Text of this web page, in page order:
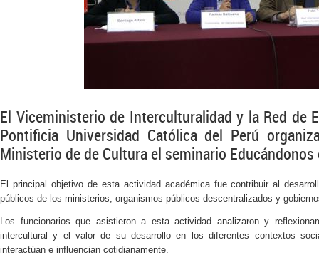
El Viceministerio de Interculturalidad y la Red de
Pontificia Universidad Católica del Perú
Ministerio de de Cultura el seminario
El principal objetivo de esta actividad académica fue contribuir al
públicos de los ministerios, organismos públicos descentralizados y
Los funcionarios que asistieron a esta actividad analizaron y
intercultural y el valor de su desarrollo en los diferentes contextos
interactúan e influencian cotidianamente.